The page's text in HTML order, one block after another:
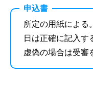
申込書
所定の用紙による
日は正確に記入す
虚偽の場合は受審